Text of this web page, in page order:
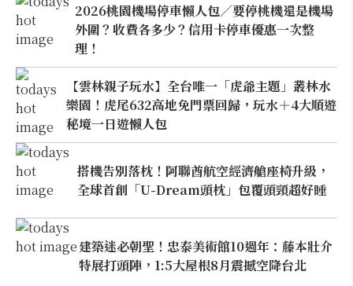
2026桃園機場停車懶人包／要停桃機還是機場
外圍？收費各多少？信用卡停車優惠一次整
理！
【雲林親子玩水】全台唯一「虎爺主題」叢林水
樂園！虎尾632高地免門票回歸，玩水＋4大順遊
秘境一日遊懶人包
搭機告別落枕！阿聯酋航空經濟艙座椅升級，
全球首創「U-Dream頭枕」包覆頭頸超好睡
建築迷必朝聖！忠泰美術館10週年：藤本壯介
特展打頭陣，1:5大屋根8月震撼空降台北